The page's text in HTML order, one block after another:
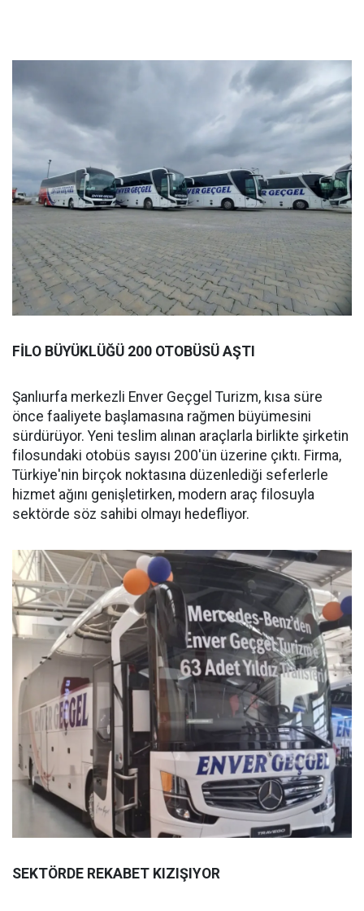
FİLO BÜYÜKLÜĞÜ 200 OTOBÜSÜ AŞTI
Şanlıurfa merkezli Enver Geçgel Turizm, kısa süre
önce faaliyete başlamasına rağmen büyümesini
sürdürüyor. Yeni teslim alınan araçlarla birlikte şirketin
filosundaki otobüs sayısı 200'ün üzerine çıktı. Firma,
Türkiye'nin birçok noktasına düzenlediği seferlerle
hizmet ağını genişletirken, modern araç filosuyla
sektörde söz sahibi olmayı hedefliyor.
SEKTÖRDE REKABET KIZIŞIYOR